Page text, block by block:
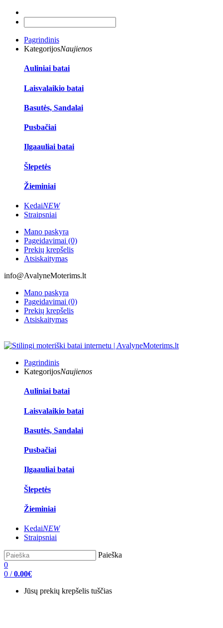
Pagrindinis
KategorijosNaujienos
Auliniai batai
Laisvalaikio batai
Basutės, Sandalai
Pusbačiai
Ilgaauliai batai
Šlepetės
Žieminiai
KedaiNEW
Straipsniai
Mano paskyra
Pageidavimai (0)
Prekių krepšelis
Atsiskaitymas
info@AvalyneMoterims.lt
Mano paskyra
Pageidavimai (0)
Prekių krepšelis
Atsiskaitymas
Pagrindinis
KategorijosNaujienos
Auliniai batai
Laisvalaikio batai
Basutės, Sandalai
Pusbačiai
Ilgaauliai batai
Šlepetės
Žieminiai
KedaiNEW
Straipsniai
Paieška
0
0 / 0.00€
Jūsų prekių krepšelis tuščias